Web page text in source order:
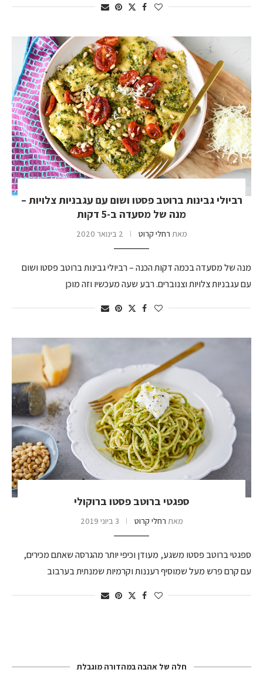
רביולי גבינות ברוטב פסטו ושום עם עגבניות צלויות –
מנה של מסעדה ב-5 דקות
מאת רחלי קרוט 2 בינואר 2020
מנה של מסעדה בכמה דקות הכנה – רביולי גבינות ברוטב פסטו ושום
עם עגבניות צלויות וצנוברים. רבע שעה מעכשיו וזה מוכן
ספגטי ברוטב פסטו ברוקולי
מאת רחלי קרוט 3 ביוני 2019
ספגטי ברוטב פסטו משגע, מעודן וכיפי יותר מהגרסה שאתם מכירים,
עם קרם פרש מעל שמוסיף רעננות וקרמיות שמנתית בערבוב
חלה של אהבה במהדורה מוגבלת